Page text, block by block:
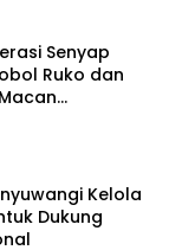
Senyap
Ruko dan
Kelola
Dukung